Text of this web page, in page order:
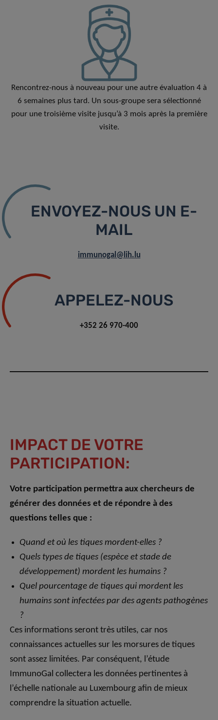
Rencontrez-nous à nouveau pour une autre évaluation 4 à
6 semaines plus tard. Un sous-groupe sera sélectionné
pour une troisième visite jusqu’à 3 mois après la première
visite.
ENVOYEZ-NOUS UN E-
MAIL
immunogal@lih.lu
APPELEZ-NOUS
+352 26 970-400
IMPACT DE VOTRE
PARTICIPATION:
Votre participation permettra aux chercheurs de
générer des données et de répondre à des
questions telles que :
Quand et où les tiques mordent-elles ?
Quels types de tiques (espèce et stade de
développement) mordent les humains ?
Quel pourcentage de tiques qui mordent les
humains sont infectées par des agents pathogènes
?
Ces informations seront très utiles, car nos
connaissances actuelles sur les morsures de tiques
sont assez limitées. Par conséquent, l’étude
ImmunoGal collectera les données pertinentes à
l’échelle nationale au Luxembourg afin de mieux
comprendre la situation actuelle.